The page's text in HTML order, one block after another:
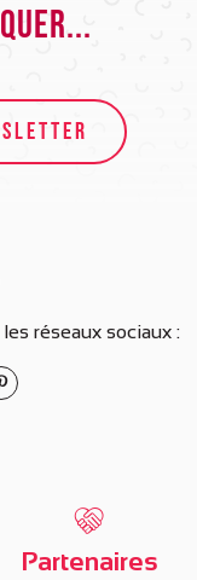
réseaux sociaux :
Partenaires